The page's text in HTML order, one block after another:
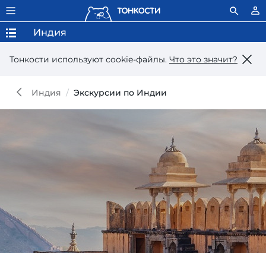
Тонкости используют сookie-файлы. Что это значит?
Индия
Индия Экскурсии по Индии